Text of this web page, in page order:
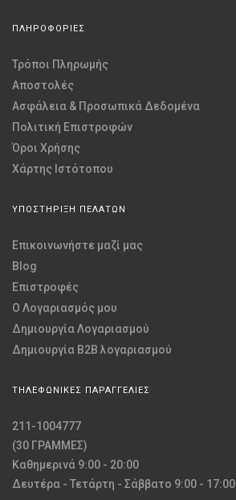
ΠΛΗΡΟΦΟΡΙΕΣ
Τρόποι Πληρωμής
Αποστολές
Ασφάλεια & Προσωπικά Δεδομένα
Πολιτική Επιστροφών
Όροι Χρήσης
Χάρτης Ιστότοπου
ΥΠΟΣΤΗΡΙΞΗ ΠΕΛΑΤΩΝ
Επικοινωνήστε μαζί μας
Blog
Επιστροφές
O Λογαριασμός μου
Δημιουργία Λογαριασμού
Δημιουργία B2B λογαριασμού
ΤΗΛΕΦΩΝΙΚΕΣ ΠΑΡΑΓΓΕΛΙΕΣ
211-1004777
(30 ΓΡΑΜΜΕΣ)
Καθημερινά 9:00 - 20:00
Δευτέρα - Τετάρτη - Σάββατο 9:00 - 17:00